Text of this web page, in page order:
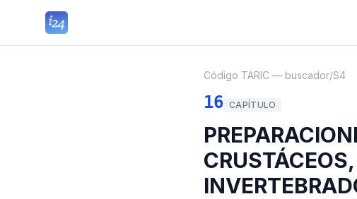
Código TARIC — buscador/S4
16 CAPÍTULO